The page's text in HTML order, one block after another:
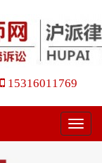
15316011769
菜
单